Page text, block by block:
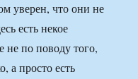
уверен, что они не
есть некое
не по поводу того,
а просто есть